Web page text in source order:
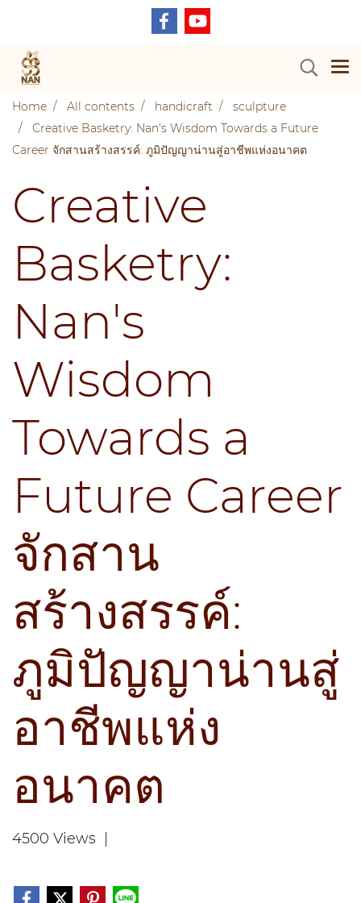
Home All contents handicraft
sculpture
Creative Basketry: Nan's Wisdom Towards a Future
Career จักสานสร้างสรรค์: ภูมิปัญญาน่านสู่อาชีพแห่งอนาคต
Creative
Basketry:
Nan's
Wisdom
Towards a
Future Career
จักสาน
สร้างสรรค์:
ภูมิปัญญาน่านสู่
อาชีพแห่ง
อนาคต
4500 Views